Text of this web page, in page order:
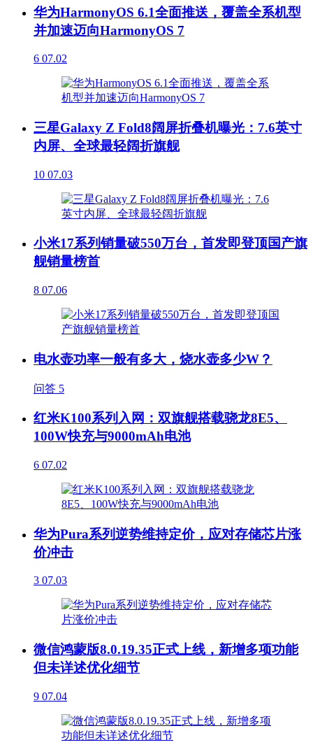
华为HarmonyOS 6.1全面推送，覆盖全系机型
并加速迈向HarmonyOS 7
6 07.02
三星Galaxy Z Fold8阔屏折叠机曝光：7.6英寸
内屏、全球最轻阔折旗舰
10 07.03
小米17系列销量破550万台，首发即登顶国产旗
舰销量榜首
8 07.06
电水壶功率一般有多大，烧水壶多少W？
问答 5
红米K100系列入网：双旗舰搭载骁龙8E5、
100W快充与9000mAh电池
6 07.02
华为Pura系列逆势维持定价，应对存储芯片涨
价冲击
3 07.03
微信鸿蒙版8.0.19.35正式上线，新增多项功能
但未详述优化细节
9 07.04